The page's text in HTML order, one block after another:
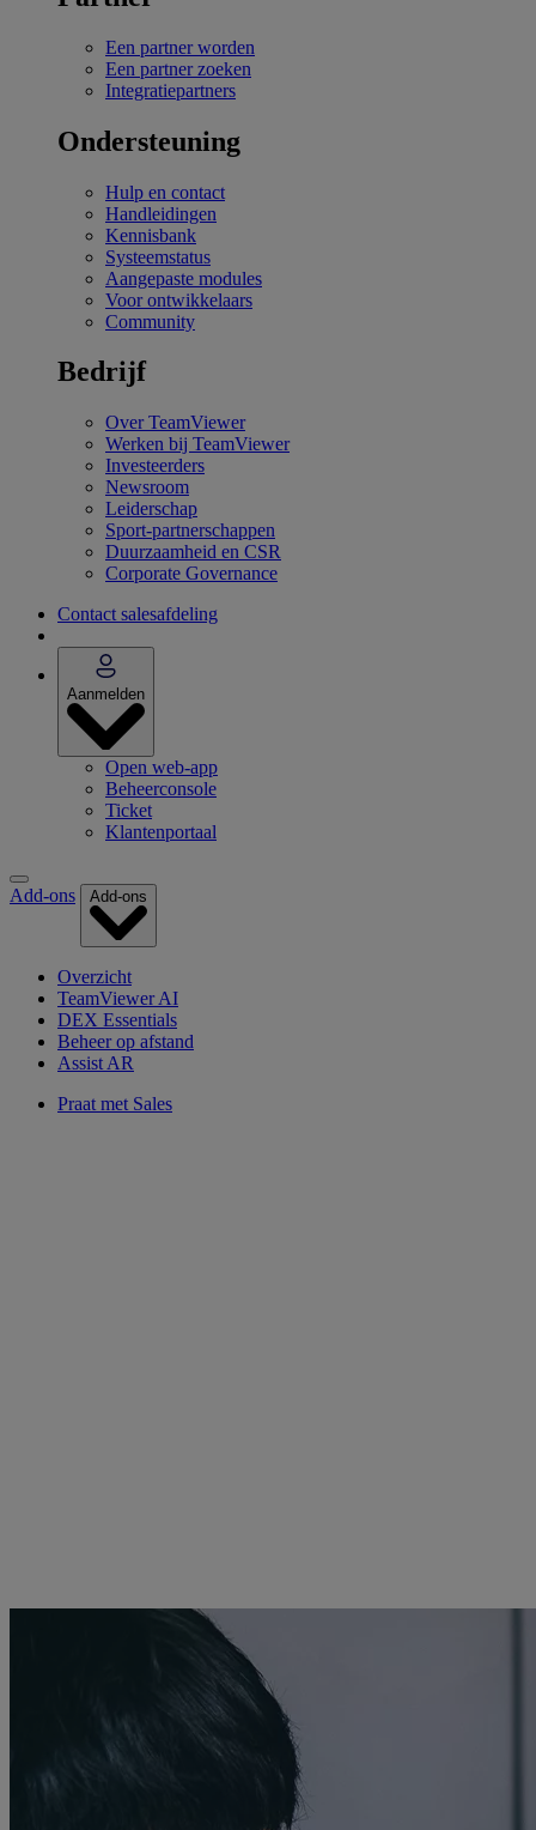
Een partner worden
Een partner zoeken
Integratiepartners
Ondersteuning
Hulp en contact
Handleidingen
Kennisbank
Systeemstatus
Aangepaste modules
Voor ontwikkelaars
Community
Bedrijf
Over TeamViewer
Werken bij TeamViewer
Investeerders
Newsroom
Leiderschap
Sport-partnerschappen
Duurzaamheid en CSR
Corporate Governance
Contact salesafdeling
Aanmelden
Open web-app
Beheerconsole
Ticket
Klantenportaal
Add-ons Add-ons
Overzicht
TeamViewer AI
DEX Essentials
Beheer op afstand
Assist AR
Praat met Sales